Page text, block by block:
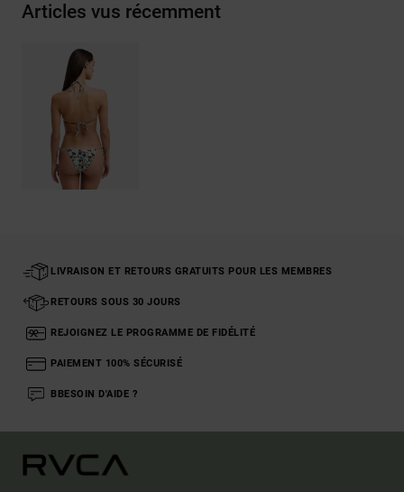
Articles vus récemment
LIVRAISON ET RETOURS GRATUITS POUR LES MEMBRES
RETOURS SOUS 30 JOURS
REJOIGNEZ LE PROGRAMME DE FIDÉLITÉ
PAIEMENT 100% SÉCURISÉ
BBESOIN D'AIDE ?